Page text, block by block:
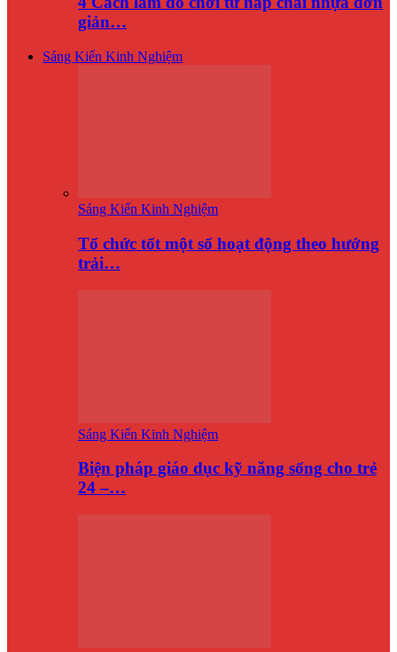
giản…
Sáng Kiến Kinh Nghiệm
Sáng Kiến Kinh Nghiệm
Tổ chức tốt một số hoạt động theo hướng
trải…
Sáng Kiến Kinh Nghiệm
Biện pháp giáo dục kỹ năng sống cho trẻ
24 –…